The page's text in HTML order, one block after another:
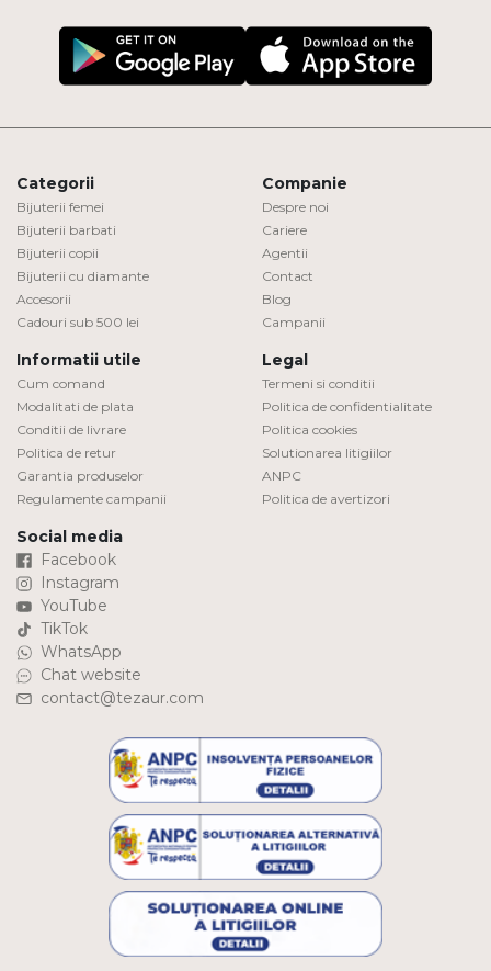
Categorii
Bijuterii femei
Bijuterii barbati
Bijuterii copii
Bijuterii cu diamante
Accesorii
Cadouri sub 500 lei
Companie
Despre noi
Cariere
Agentii
Contact
Blog
Campanii
Informatii utile
Cum comand
Modalitati de plata
Conditii de livrare
Politica de retur
Garantia produselor
Regulamente campanii
Legal
Termeni si conditii
Politica de confidentialitate
Politica cookies
Solutionarea litigiilor
ANPC
Politica de avertizori
Social media
Facebook
Instagram
YouTube
TikTok
WhatsApp
Chat website
contact@tezaur.com